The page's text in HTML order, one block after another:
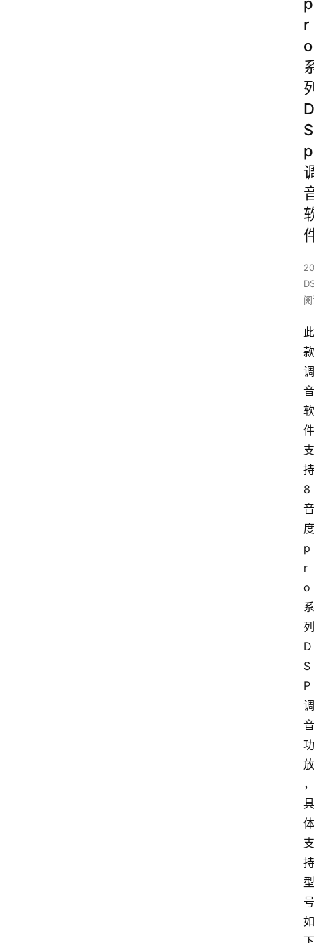
r
o
D
S
p
此
款
调
音
软
件
支
持
8
音
度
p
r
o
系
列
D
S
P
调
音
功
放
，
具
体
支
持
型
号
如